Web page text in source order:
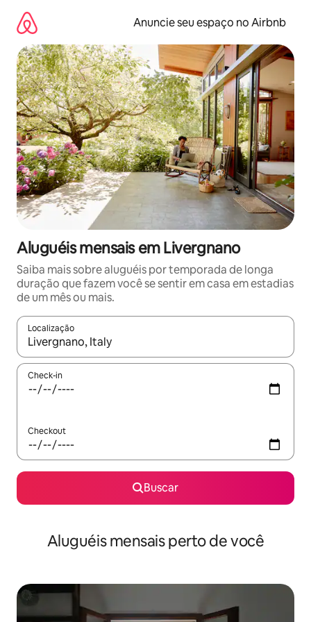
para
conteúdo
Anuncie seu espaço no Airbnb
Aluguéis mensais em Livergnano
Saiba mais sobre aluguéis por temporada de longa
duração que fazem você se sentir em casa em estadias
de um mês ou mais.
Localização
Quando os resultados estiverem disponíveis, explore-os
Check-in
Checkout
Buscar
Aluguéis mensais perto de você